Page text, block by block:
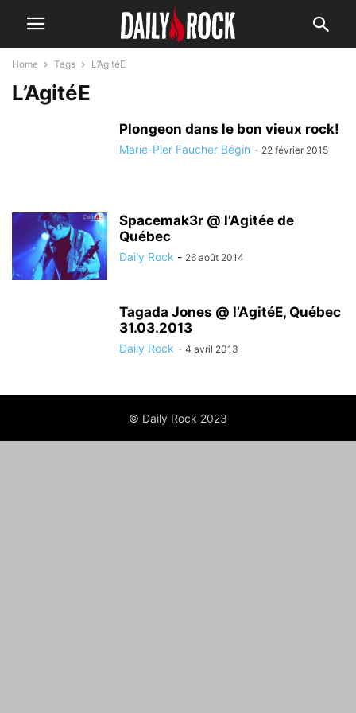
Home Tags L’AgitéE
L’AgitéE
Plongeon dans le bon vieux rock!
Marie-Pier Faucher Bégin - 22 février 2015
Spacemak3r @ l’Agitée de
Québec
Daily Rock - 26 août 2014
Tagada Jones @ l’AgitéE, Québec
31.03.2013
Daily Rock - 4 avril 2013
© Daily Rock 2023